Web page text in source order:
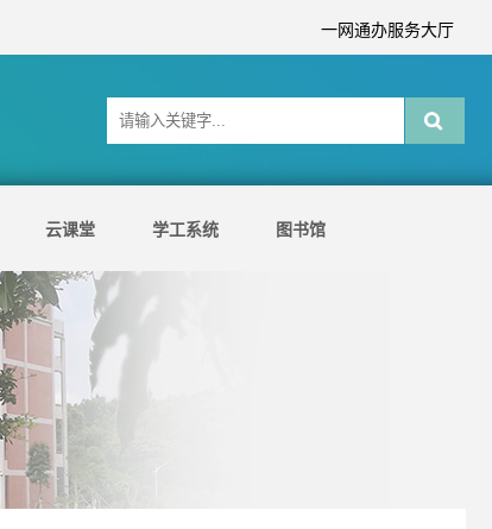
一网通办服务大厅
云课堂 学工系统 图书馆